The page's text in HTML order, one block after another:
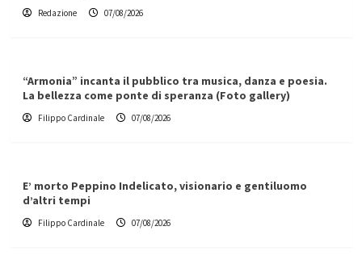
Redazione 07/08/2026
“Armonia” incanta il pubblico tra musica, danza e poesia.
La bellezza come ponte di speranza (Foto gallery)
Filippo Cardinale 07/08/2026
E’ morto Peppino Indelicato, visionario e gentiluomo
d’altri tempi
Filippo Cardinale 07/08/2026